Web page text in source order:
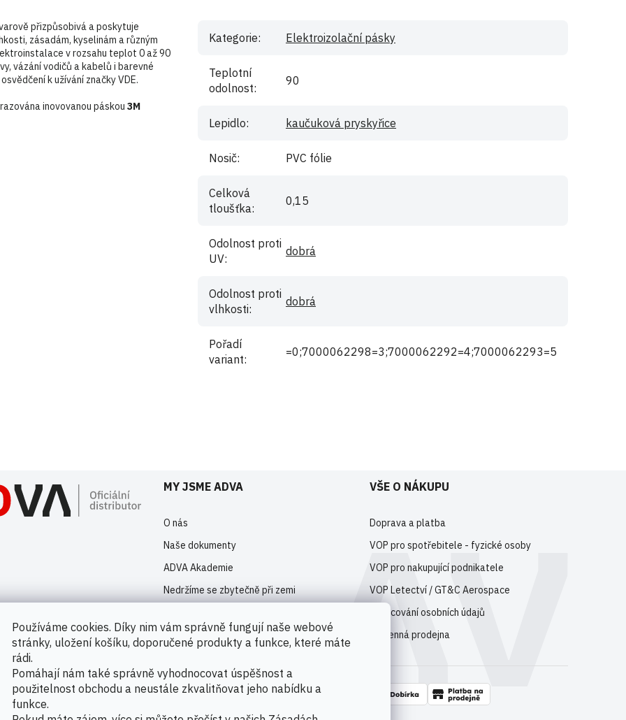
Používáme cookies. Díky nim vám správně fungují naše webové
stránky, uložení košíku, doporučené produkty a funkce, které máte
rádi.
Pomáhají nám také správně vyhodnocovat úspěšnost a
použitelnost obchodu a neustále zkvalitňovat jeho nabídku a
funkce.
přizpůsobivá a poskytuje
zásadám, kyselinám a různým
v rozsahu teplot 0 až 90
vázání vodičů a kabelů i barevné
k užívání značky VDE.
inovovanou páskou 3M
Kategorie: Elektroizolační pásky
Teplotní
odolnost:
90
Lepidlo: kaučuková pryskyřice
Nosič: PVC fólie
Celková
tloušťka:
0,15
Odolnost proti
UV:
dobrá
Odolnost proti
vlhkosti:
dobrá
Pořadí
variant:
=0;7000062298=3;7000062292=4;7000062293=5
MY JSME ADVA
O nás
Naše dokumenty
ADVA Akademie
Nedržíme se zbytečně při zemi
Novinky
VŠE O NÁKUPU
Doprava a platba
VOP pro spotřebitele - fyzické osoby
VOP pro nakupující podnikatele
VOP Letectví / GT&C Aerospace
Zpracování osobních údajů
Kamenná prodejna
Možnosti platby